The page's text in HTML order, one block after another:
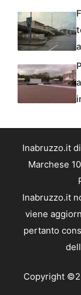
Inabruzzo.it
Marchese
Inabruzzo.it
viene
pertanto
Copyright